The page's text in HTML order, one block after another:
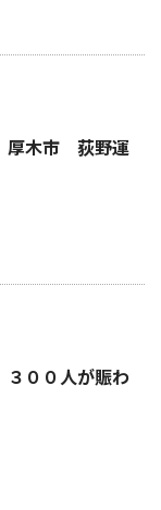
厚木市 荻野運
００人が賑わ